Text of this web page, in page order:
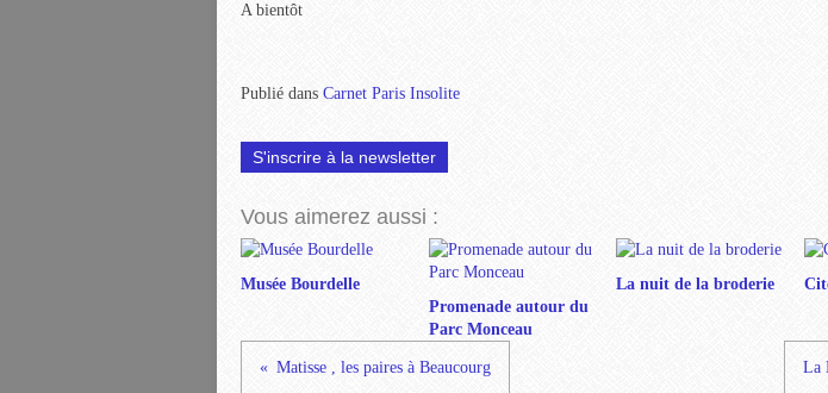
A bientôt
Publié dans Carnet Paris Insolite
S'inscrire à la newsletter
Vous aimerez aussi :
Musée Bourdelle
Promenade autour du
Parc Monceau
La nuit de la broderie
Matisse , les paires à Beaucourg La